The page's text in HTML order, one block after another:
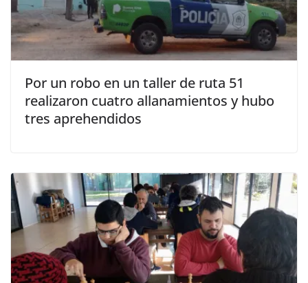
Por un robo en un taller de ruta 51
realizaron cuatro allanamientos y hubo
tres aprehendidos